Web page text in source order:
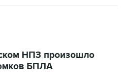
НПЗ произошло
БПЛА